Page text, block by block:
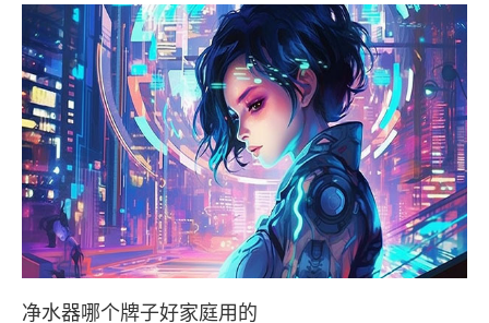
净水器哪个牌子好家庭用的